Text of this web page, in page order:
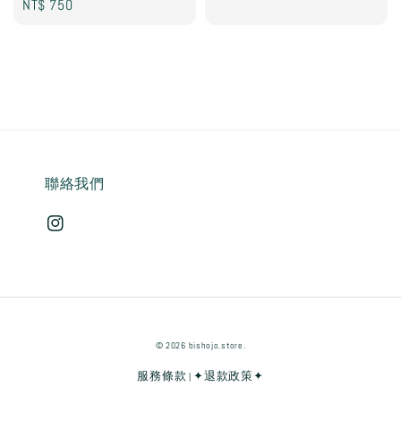
Regular
NT$ 750
聯絡我們
© 2026 bishojo.store.
服務條款 ✦退款政策✦